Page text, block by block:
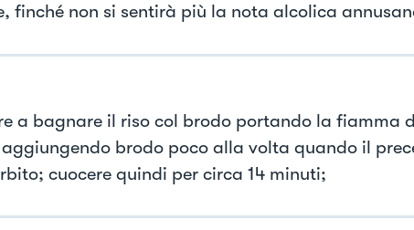
finché non si sentirà più la nota alcolica
a bagnare il riso col brodo portando la fiamma
brodo poco alla volta quando il
cuocere quindi per circa 14 minuti;